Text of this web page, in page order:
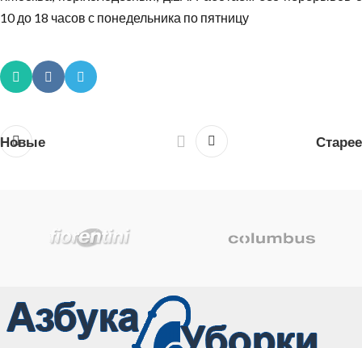
10 до 18 часов с понедельника по пятницу
Новые Старее